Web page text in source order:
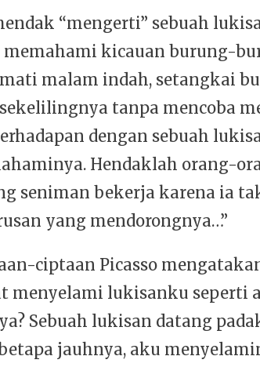
“mengerti” sebuah
memahami kicauan burung-
malam indah, setangkai
tanpa mencoba
dengan sebuah
Hendaklah orang-
seniman bekerja karena ia
yang mendorongnya…”
ciptaan Picasso
menyelami lukisanku seperti
Sebuah lukisan datang
jauhnya, aku